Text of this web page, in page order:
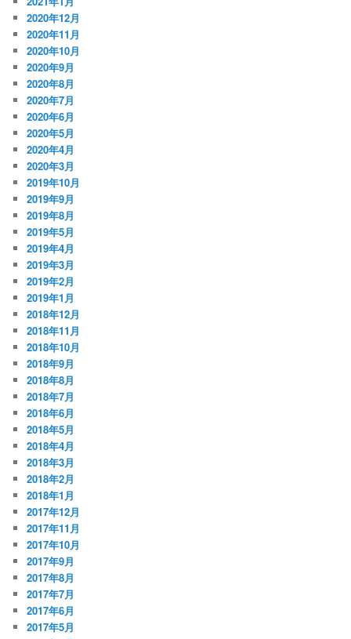
2020年12月
2020年11月
2020年10月
2020年9月
2020年8月
2020年7月
2020年6月
2020年5月
2020年4月
2020年3月
2019年10月
2019年9月
2019年8月
2019年5月
2019年4月
2019年3月
2019年2月
2019年1月
2018年12月
2018年11月
2018年10月
2018年9月
2018年8月
2018年7月
2018年6月
2018年5月
2018年4月
2018年3月
2018年2月
2018年1月
2017年12月
2017年11月
2017年10月
2017年9月
2017年8月
2017年7月
2017年6月
2017年5月